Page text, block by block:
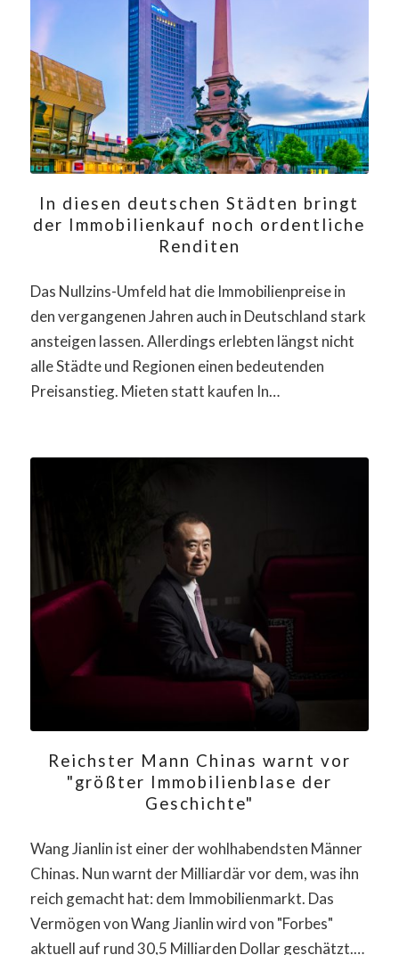
In diesen deutschen Städten bringt
der Immobilienkauf noch ordentliche
Renditen
Das Nullzins-Umfeld hat die Immobilienpreise in
den vergangenen Jahren auch in Deutschland stark
ansteigen lassen. Allerdings erlebten längst nicht
alle Städte und Regionen einen bedeutenden
Preisanstieg. Mieten statt kaufen In…
Reichster Mann Chinas warnt vor
"größter Immobilienblase der
Geschichte"
Wang Jianlin ist einer der wohlhabendsten Männer
Chinas. Nun warnt der Milliardär vor dem, was ihn
reich gemacht hat: dem Immobilienmarkt. Das
Vermögen von Wang Jianlin wird von "Forbes"
aktuell auf rund 30,5 Milliarden Dollar geschätzt.…